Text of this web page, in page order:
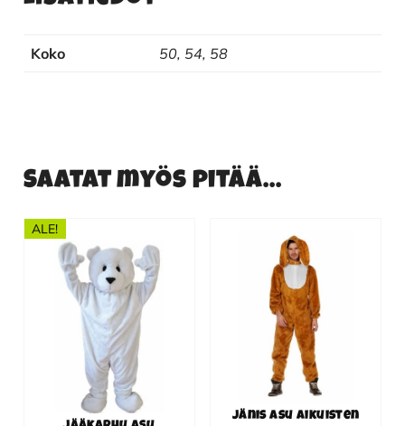
Koko 50, 54, 58
Saatat myös pitää...
ALE!
Jänis asu aikuisten
tuotteella
useampi
muunnelma.
valinnat